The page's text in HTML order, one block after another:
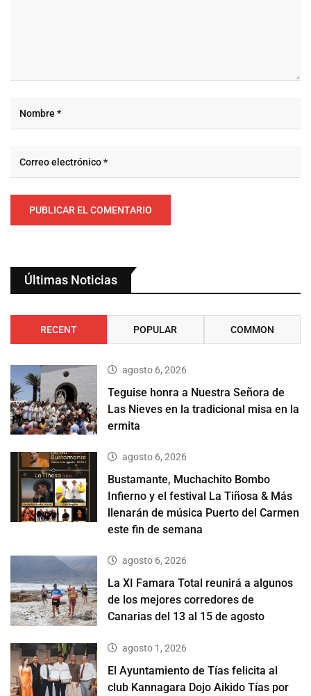
Últimas Noticias
RECENT POPULAR COMMON
agosto 6, 2026
Teguise honra a Nuestra Señora de
Las Nieves en la tradicional misa en la
ermita
agosto 6, 2026
Bustamante, Muchachito Bombo
Infierno y el festival La Tiñosa & Más
llenarán de música Puerto del Carmen
este fin de semana
agosto 6, 2026
La XI Famara Total reunirá a algunos
de los mejores corredores de
Canarias del 13 al 15 de agosto
agosto 1, 2026
El Ayuntamiento de Tías felicita al
club Kannagara Dojo Aikido Tías por